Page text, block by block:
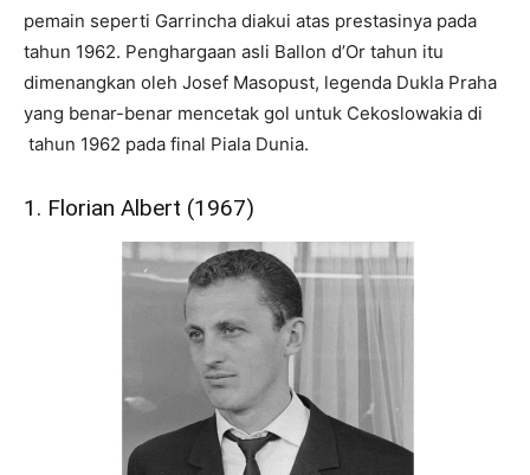
pemain seperti Garrincha diakui atas prestasinya pada
tahun 1962. Penghargaan asli Ballon d’Or tahun itu
dimenangkan oleh Josef Masopust, legenda Dukla Praha
yang benar-benar mencetak gol untuk Cekoslowakia di
tahun 1962 pada final Piala Dunia.
1. Florian Albert (1967)